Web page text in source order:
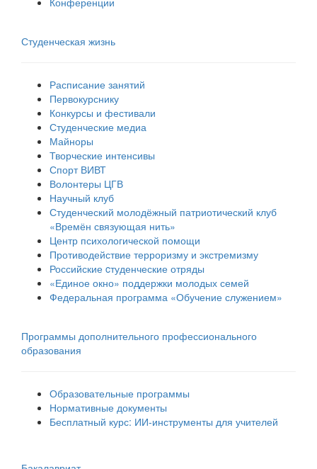
Студенческая жизнь
Расписание занятий
Первокурснику
Конкурсы и фестивали
Студенческие медиа
Майноры
Творческие интенсивы
Спорт ВИВТ
Волонтеры ЦГВ
Научный клуб
Студенческий молодёжный патриотический клуб
«Времён связующая нить»
Центр психологической помощи
Противодействие терроризму и экстремизму
Российские cтуденческие отряды
«Единое окно» поддержки молодых семей
Федеральная программа «Обучение служением»
Программы дополнительного профессионального
образования
Образовательные программы
Нормативные документы
Бесплатный курс: ИИ‑инструменты для учителей